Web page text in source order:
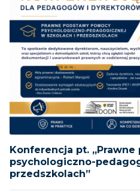
Konferencja pt.
psychologiczno-
przedszkolach”